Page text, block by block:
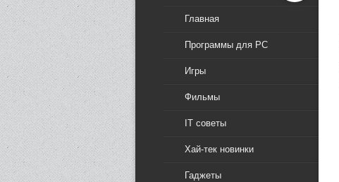
Главная
Программы для PC
Игры
Фильмы
IT советы
Хай-тек новинки
Гаджеты